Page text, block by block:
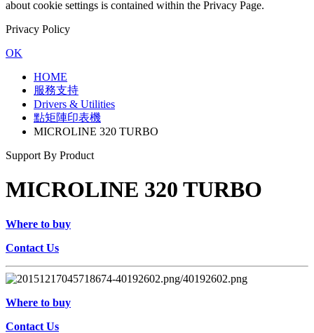
about cookie settings is contained within the Privacy Page.
Privacy Policy
OK
HOME
服務支持
Drivers & Utilities
點矩陣印表機
MICROLINE 320 TURBO
Support By Product
MICROLINE 320 TURBO
Where to buy
Contact Us
Where to buy
Contact Us